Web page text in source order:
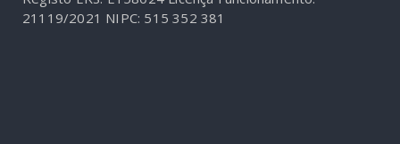
21119/2021 NIPC: 515 352 381